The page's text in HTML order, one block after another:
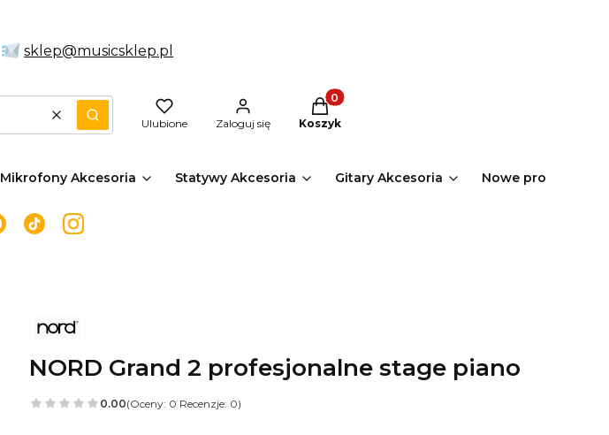
sklep@musicsklep.pl
WyczyśćSzukaj Ulubione Zaloguj się
Produkty w koszyku: 0. Zobacz szczegóły
Koszyk
Mikrofony Akcesoria Statywy Akcesoria Gitary Akcesoria Nowe produkty
NORD Grand 2 profesjonalne stage piano
0.00(Oceny: 0 Recenzje: 0)